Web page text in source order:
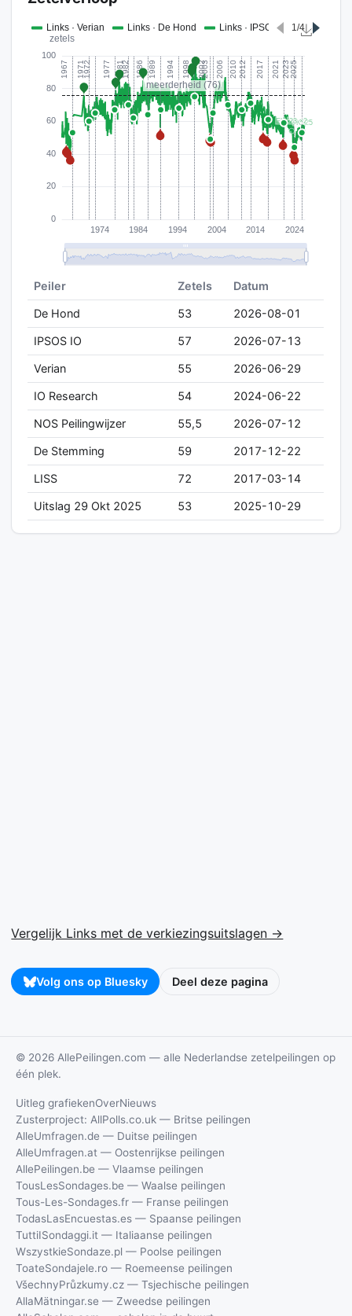
Peiler Zetels Datum
De Hond 53 2026-08-01
IPSOS IO 57 2026-07-13
Verian 55 2026-06-29
IO Research 54 2024-06-22
NOS Peilingwijzer 55,5 2026-07-12
De Stemming 59 2017-12-22
LISS 72 2017-03-14
Uitslag 29 Okt 2025 53 2025-10-29
Vergelijk Links met de verkiezingsuitslagen →
Volg ons op Bluesky Deel deze pagina
© 2026 AllePeilingen.com — alle Nederlandse zetelpeilingen op
één plek.
Uitleg grafiekenOverNieuws
Zusterproject: AllPolls.co.uk — Britse peilingen
AlleUmfragen.de — Duitse peilingen
AlleUmfragen.at — Oostenrijkse peilingen
AllePeilingen.be — Vlaamse peilingen
TousLesSondages.be — Waalse peilingen
Tous-Les-Sondages.fr — Franse peilingen
TodasLasEncuestas.es — Spaanse peilingen
TuttiISondaggi.it — Italiaanse peilingen
WszystkieSondaze.pl — Poolse peilingen
ToateSondajele.ro — Roemeense peilingen
VšechnyPrůzkumy.cz — Tsjechische peilingen
AllaMätningar.se — Zweedse peilingen